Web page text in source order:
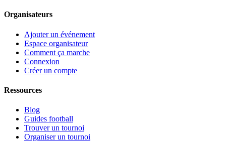
Organisateurs
Ajouter un événement
Espace organisateur
Comment ça marche
Connexion
Créer un compte
Ressources
Blog
Guides football
Trouver un tournoi
Organiser un tournoi